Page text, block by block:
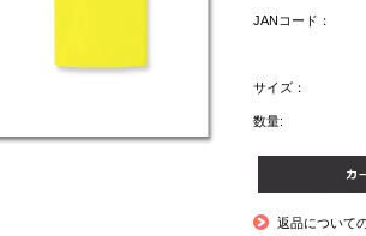
JANコード：
サイズ：
数量:
返品について